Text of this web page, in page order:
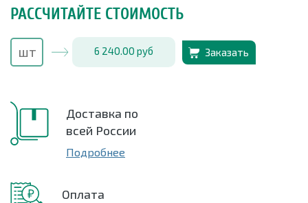
РАССЧИТАЙТЕ СТОИМОСТЬ
6 240.00 руб Заказать
Доставка по
всей России
Подробнее
Оплата